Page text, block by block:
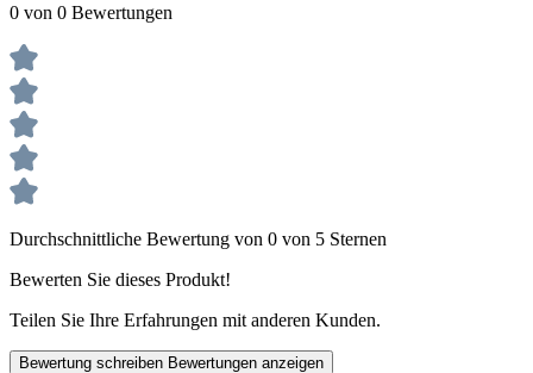
0 von 0 Bewertungen
Durchschnittliche Bewertung von 0 von 5 Sternen
Bewerten Sie dieses Produkt!
Teilen Sie Ihre Erfahrungen mit anderen Kunden.
Bewertung schreiben Bewertungen anzeigen